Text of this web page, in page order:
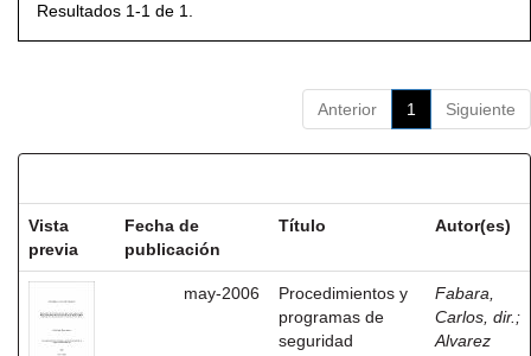
Resultados 1-1 de 1.
Anterior 1 Siguiente
Vista
previa
Fecha de
publicación
Título Autor(es)
may-2006
Procedimientos y
programas de
seguridad
Fabara,
Carlos, dir. ;
Alvarez